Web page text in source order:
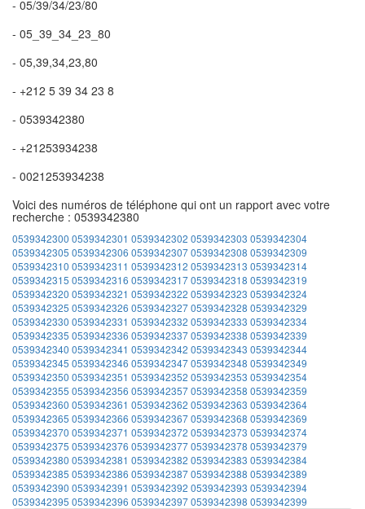
- 05/39/34/23/80
- 05_39_34_23_80
- 05,39,34,23,80
- +212 5 39 34 23 8
- 0539342380
- +21253934238
- 0021253934238
Voici des numéros de téléphone qui ont un rapport avec votre
recherche : 0539342380
0539342300 0539342301 0539342302 0539342303 0539342304
0539342305 0539342306 05393423070539342308 0539342309
0539342310 0539342311 0539342312 0539342313 0539342314
0539342315 0539342316 05393423170539342318 0539342319
0539342320 0539342321 0539342322 0539342323 0539342324
0539342325 0539342326 05393423270539342328 0539342329
0539342330 0539342331 0539342332 0539342333 0539342334
0539342335 0539342336 05393423370539342338 0539342339
0539342340 0539342341 0539342342 0539342343 0539342344
0539342345 0539342346 05393423470539342348 0539342349
0539342350 0539342351 0539342352 0539342353 0539342354
0539342355 0539342356 05393423570539342358 0539342359
0539342360 0539342361 0539342362 0539342363 0539342364
0539342365 0539342366 05393423670539342368 0539342369
0539342370 0539342371 0539342372 0539342373 0539342374
0539342375 0539342376 05393423770539342378 0539342379
0539342380 0539342381 0539342382 0539342383 0539342384
0539342385 0539342386 05393423870539342388 0539342389
0539342390 0539342391 0539342392 0539342393 0539342394
0539342395 0539342396 05393423970539342398 0539342399